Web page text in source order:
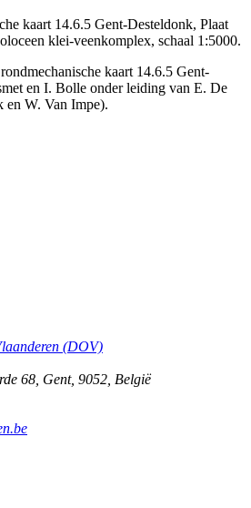
kaart 14.6.5 Gent-Desteldonk, Plaat
klei-veenkomplex, schaal 1:5000.
kaart 14.6.5 Gent-
en I. Bolle onder leiding van E. De
en W. Van Impe).
(DOV)
68, Gent, 9052, België